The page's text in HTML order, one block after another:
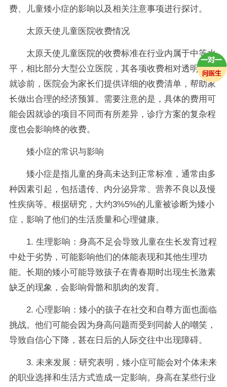
费、儿童矮小症的影响以及相关注意事项进行探讨。
太原天使儿童医院收费情况
太原天使儿童医院的收费标准在行业内属于中等水
平，相比部分大型公立医院，其各项收费相对透明。在
就诊前，医院会为家长们提供详细的收费清单，帮助家
长做出合理的经济预算。需要注意的是，具体的费用可
能会因就诊的项目不同而有所差异，诊疗方案的复杂程
度也会影响终的收费。
矮小症的常识与影响
矮小症是指儿童的身高未达到正常标准，通常由多
种因素引起，包括遗传、内分泌异常、营养不良以及慢
性疾病等。根据研究，大约3%5%的儿童被诊断为矮小
症，影响了他们的生活质量和心理健康。
1. 生理影响：身高不足会导致儿童在生长发育过程
中处于劣势，可能影响他们的体能表现和其他生理功
能。长期的矮小可能导致孩子在青春期时出现生长激素
缺乏的现象，会影响骨骼和肌肉的发育。
2. 心理影响：矮小的孩子在社交和自尊方面也面临
挑战。他们可能会因为身高问题而受到同龄人的嘲笑，
导致自信心下降，甚在日后的人际交往中出现障碍。
3. 未来发展：研究表明，矮小症可能会对个体未来
的职业选择和生活方式造成一定影响。身高在某些行业